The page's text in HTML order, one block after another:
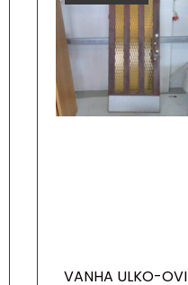
VANHA ULKO-OVI